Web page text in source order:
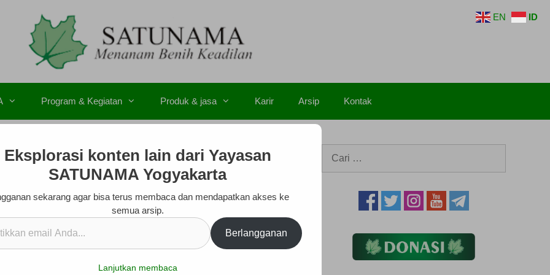
Program & Kegiatan Produk & jasa Karir Arsip Kontak
Cari
EN ID
Eksplorasi konten lain dari Yayasan
SATUNAMA Yogyakarta
sekarang agar bisa terus membaca dan mendapatkan akses ke
semua arsip.
Berlangganan
Lanjutkan membaca